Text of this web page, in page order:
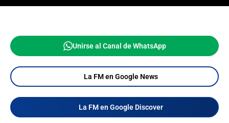
Unirse al Canal de WhatsApp
La FM en Google News
La FM en Google Discover